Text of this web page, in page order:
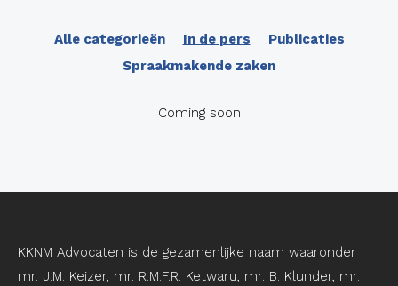
Alle categorieën In de pers
Publicaties
Spraakmakende zaken
Coming soon
KKNM Advocaten is de gezamenlijke naam waaronder
mr. J.M. Keizer, mr. R.M.F.R. Ketwaru, mr. B. Klunder, mr.